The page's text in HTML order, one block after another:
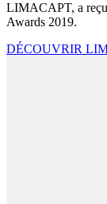
LIMACAPT, a
Awards 2019.
DÉCOUVRIR